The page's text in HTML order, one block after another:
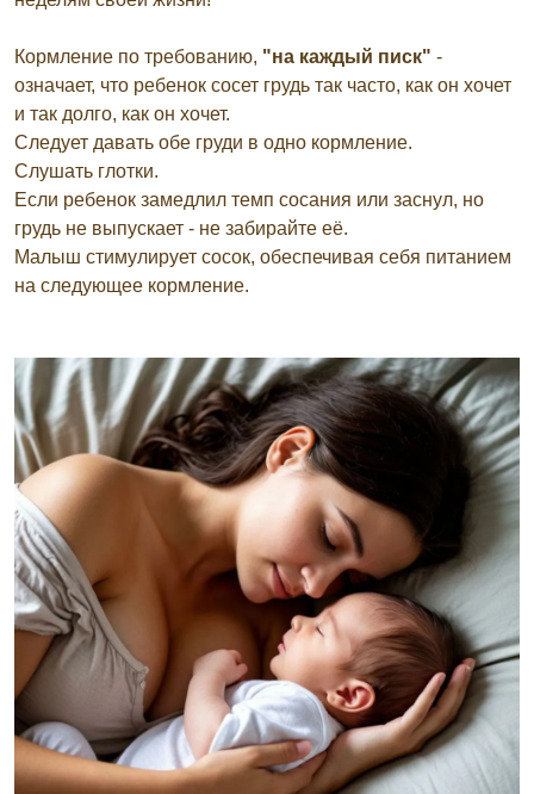
Кормление по требованию, "на каждый писк" -
означает, что ребенок сосет грудь так часто, как он хочет
и так долго, как он хочет.
Следует давать обе груди в одно кормление.
Слушать глотки.
Если ребенок замедлил темп сосания или заснул, но
грудь не выпускает - не забирайте её.
Малыш стимулирует сосок, обеспечивая себя питанием
на следующее кормление.